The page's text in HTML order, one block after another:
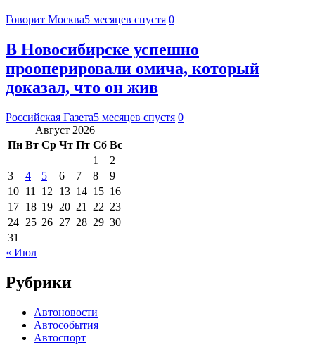
Говорит Москва5 месяцев спустя 0
В Новосибирске успешно
прооперировали омича, который
доказал, что он жив
Российская Газета5 месяцев спустя 0
Август 2026
Пн Вт Ср Чт Пт Сб Вс
1
2
3
4 5 6 7 8
9
10 11 12 13 14 15 16
17 18 19 20 21 22 23
24 25 26 27 28 29 30
31
« Июл
Рубрики
Автоновости
Автособытия
Автоспорт